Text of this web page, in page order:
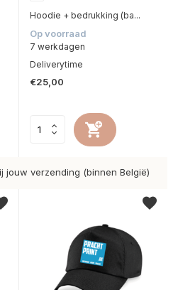
Hoodie + bedrukking (ba...
Op voorraad
7 werkdagen
Deliverytime
€25,00
jouw verzending (binnen België)